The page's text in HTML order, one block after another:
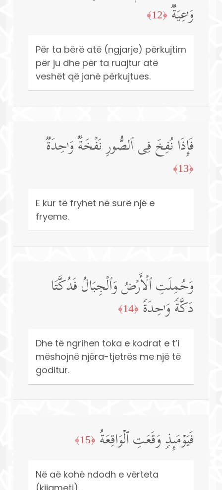
وَ ٰ⁠عِیَةࣱ ﴿12﴾
Për ta bërë atë (ngjarje) përkujtim
për ju dhe për ta ruajtur atë
veshët që janë përkujtues.
فَإِذَا نُفِخَ فِی ٱلصُّورِ نَفۡخَةࣱ وَ ٰ⁠حِدَةࣱ
﴿13﴾
E kur të fryhet në surë një e
fryeme.
وَحُمِلَتِ ٱلۡأَرۡضُ وَٱلۡجِبَالُ فَدُكَّتَا
دَكَّةࣰ وَ ٰ⁠حِدَةࣰ ﴿14﴾
Dhe të ngrihen toka e kodrat e t’i
mëshojnë njëra-tjetrës me një të
goditur.
فَیَوۡمَىِٕذࣲ وَقَعَتِ ٱلۡوَاقِعَةُ ﴿15﴾
Në aë kohë ndodh e vërteta